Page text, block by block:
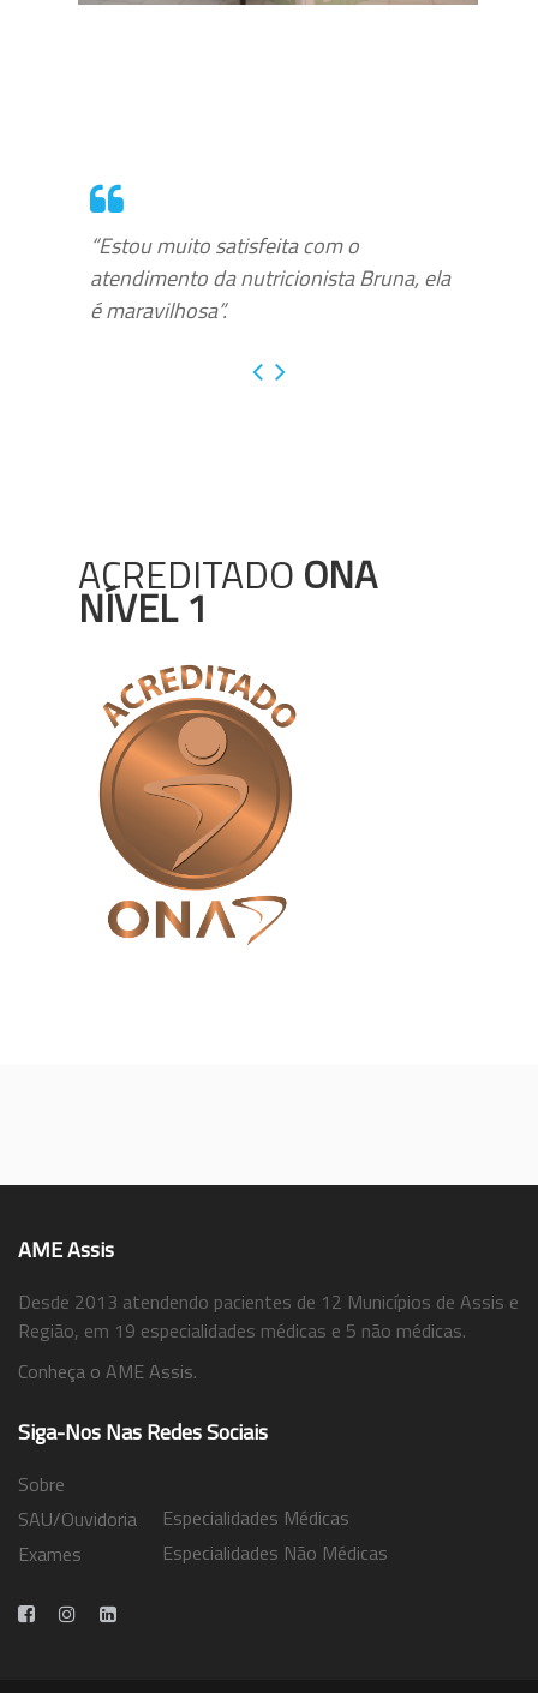
“Estou muito satisfeita com o
atendimento da nutricionista Bruna, ela
é maravilhosa”.
ACREDITADO ONA
NÍVEL 1
AME Assis
Desde 2013 atendendo pacientes de 12 Municípios de Assis e
Região, em 19 especialidades médicas e 5 não médicas.
Conheça o AME Assis.
Siga-Nos Nas Redes Sociais
Sobre
SAU/Ouvidoria
Exames
Especialidades Médicas
Especialidades Não Médicas